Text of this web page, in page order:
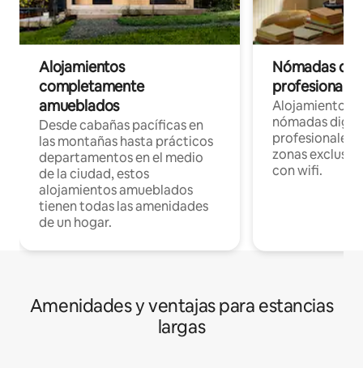
Alojamientos
completamente
amueblados
Desde cabañas pacíficas en
las montañas hasta prácticos
departamentos en el medio
de la ciudad, estos
alojamientos amueblados
tienen todas las amenidades
de un hogar.
Nómadas
Alojamientos
nómadas
profesionales
zonas
con wifi.
Amenidades y ventajas para estancias
largas